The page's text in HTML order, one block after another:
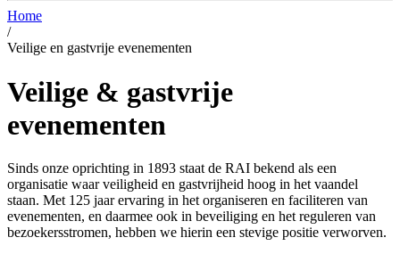
Home
/
Veilige en gastvrije evenementen
Veilige & gastvrije
evenementen
Sinds onze oprichting in 1893 staat de RAI bekend als een
organisatie waar veiligheid en gastvrijheid hoog in het vaandel
staan. Met 125 jaar ervaring in het organiseren en faciliteren van
evenementen, en daarmee ook in beveiliging en het reguleren van
bezoekersstromen, hebben we hierin een stevige positie verworven.